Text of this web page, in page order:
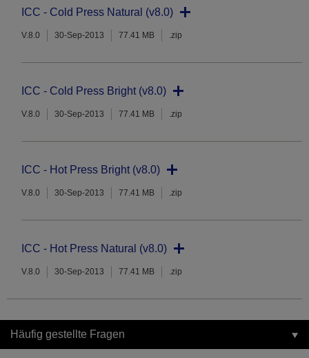
ICC - Cold Press Natural (v8.0)
V.8.0 30-Sep-2013 77.41 MB .zip
ICC - Cold Press Bright (v8.0)
V.8.0 30-Sep-2013 77.41 MB .zip
ICC - Hot Press Bright (v8.0)
V.8.0 30-Sep-2013 77.41 MB .zip
ICC - Hot Press Natural (v8.0)
V.8.0 30-Sep-2013 77.41 MB .zip
Häufig gestellte Fragen